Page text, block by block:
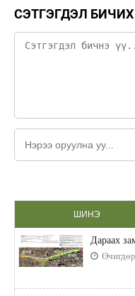
СЭТГЭГДЭЛ БИЧИХ
ШИНЭ
Дараах